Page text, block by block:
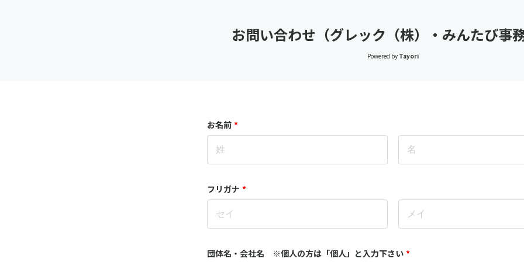
お問い合わせ（グレック（株）・みんたび事
Powered by Tayori
お名前 *
フリガナ *
団体名・会社名 ※個人の方は「個人」と入力下さい *